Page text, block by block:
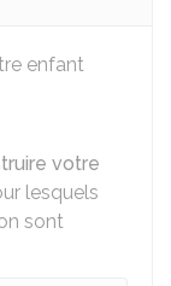
enfant
votre
lesquels
sont